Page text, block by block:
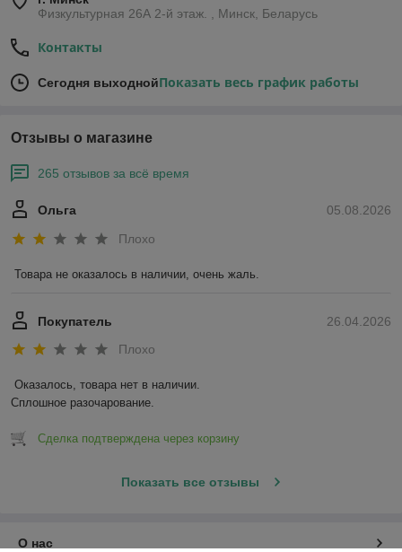
Физкультурная 26А 2-й этаж. , Минск, Беларусь
Контакты
Сегодня выходнойПоказать весь график работы
Отзывы о магазине
265 отзывов за всё время
05.08.2026
Ольга
Плохо
Товара не оказалось в наличии, очень жаль.
26.04.2026
Покупатель
Плохо
Оказалось, товара нет в наличии.
Сплошное разочарование.
Сделка подтверждена через корзину
Показать все отзывы
О нас